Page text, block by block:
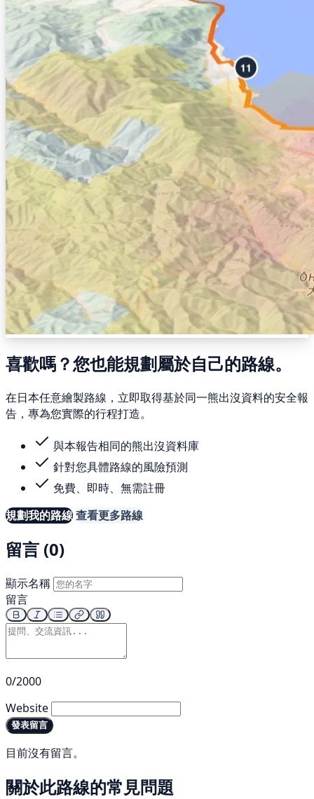
喜歡嗎？您也能規劃屬於自己的路線。
在日本任意繪製路線，立即取得基於同一熊出沒資料的安全報
告，專為您實際的行程打造。
與本報告相同的熊出沒資料庫
針對您具體路線的風險預測
免費、即時、無需註冊
規劃我的路線查看更多路線
留言 (0)
顯示名稱
留言
0/2000
Website
發表留言
目前沒有留言。
關於此路線的常見問題